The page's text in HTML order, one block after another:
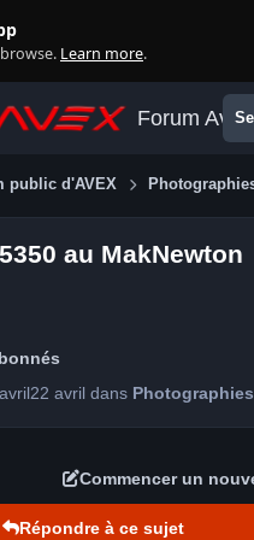
Learn more.
Forum Avex
public d'AVEX
au MakNewton
22 avril dans
Commencer un
Répondre à ce sujet